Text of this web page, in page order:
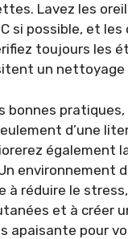
Lavez les
si possible, et
toujours les
un nettoyage
bonnes pratiques,
d’une
également
environnement
à réduire le
et à créer
apaisante pour